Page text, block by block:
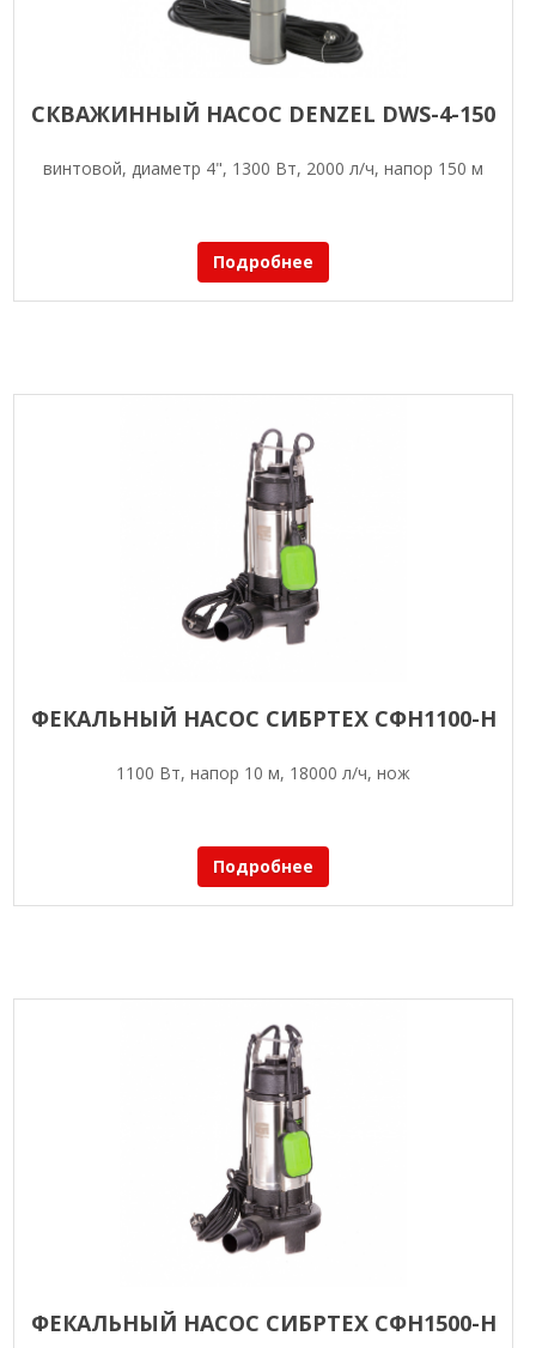
СКВАЖИННЫЙ НАСОС DENZEL DWS-4-150
винтовой, диаметр 4", 1300 Вт, 2000 л/ч, напор 150 м
Подробнее
ФЕКАЛЬНЫЙ НАСОС СИБРТЕХ СФН1100-Н
1100 Вт, напор 10 м, 18000 л/ч, нож
Подробнее
ФЕКАЛЬНЫЙ НАСОС СИБРТЕХ СФН1500-Н